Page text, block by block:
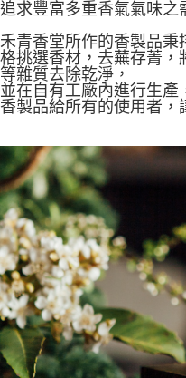
【注意事項】
１．透過由恩沛科技股份有限公
易，需依本服務之必要範圍內提
權轉讓予恩沛科技股份有限公司。
２．關於個人資料處理事宜，請
https://aftee.tw/terms/#terms3
３．未成年的使用者請事先徵得
任。
４．使用「AFTEE先享後付」時
時審查核予不同之上限額度；若
請求用戶進行身份認證。
５．嚴禁一人註冊多個帳號或使
恩沛科技股份有限公司將有權停
每筆NT$60，滿NT$1,500(含
宅配
每筆NT$100，滿NT$1,500(含
離島-黑貓宅配
付款後門市自取
免運費
貨到付款
每筆NT$180，滿NT$2,500(
追求豐富多重香氣氣味之
禾青香堂所作的香製品
格挑選香材，去蕪存菁，
等雜質去除乾淨，
並在自有工廠內進行生
香製品給所有的使用者，